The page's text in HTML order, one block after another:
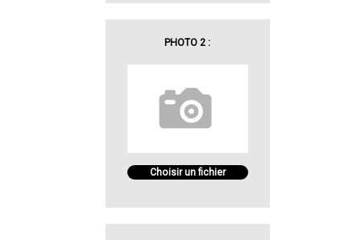
PHOTO 2 :
Choisir un fichier